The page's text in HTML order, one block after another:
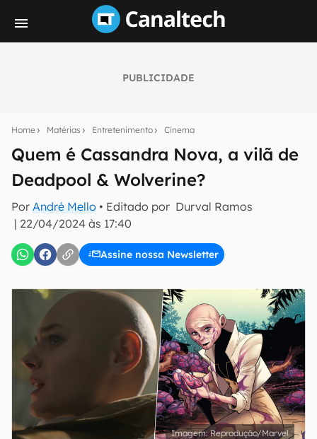
PUBLICIDADE
Home Matérias Entretenimento Cinema
Quem é Cassandra Nova, a vilã de
Deadpool & Wolverine?
Por André Mello • Editado por Durval Ramos
| 22/04/2024 às 17:40
Assine nossa Newsletter
notícias e reviews sobre tecnologia em primeira
E-mail
Uso e Política de Privacidade do Canaltech.
Reprodução/Marvel